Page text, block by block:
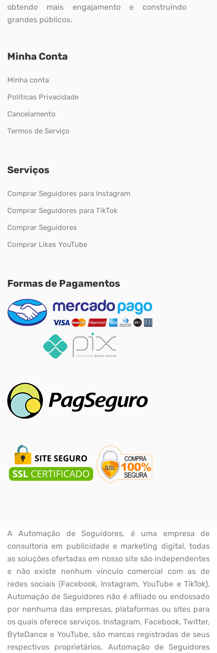
obtendo mais engajamento e construindo
grandes públicos.
Minha Conta
Minha conta
Políticas Privacidade
Cancelamento
Termos de Serviço
Serviços
Comprar Seguidores para Instagram
Comprar Seguidores para TikTok
Comprar Seguidores
Comprar Likes YouTube
Formas de Pagamentos
A Automação de Seguidores, é uma empresa de
consultoria em publicidade e marketing digital, todas
as soluções ofertadas em nosso site são independentes
e não existe nenhum vínculo comercial com as de
redes sociais (Facebook, Instagram, YouTube e TikTok).
Automação de Seguidores não é afiliado ou endossado
por nenhuma das empresas, plataformas ou sites para
os quais oferece serviços. Instagram, Facebook, Twitter,
ByteDance e YouTube, são marcas registradas de seus
respectivos proprietários. Automação de Seguidores